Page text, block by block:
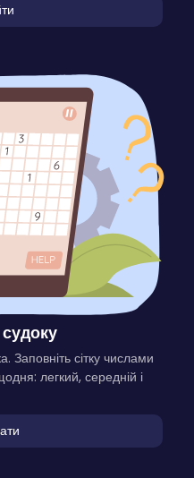
Заповніть сітку числами
легкий, середній і